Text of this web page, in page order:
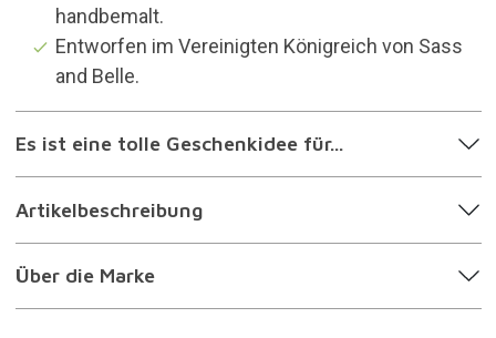
Geschenke für die dekorationsbegeistert sind
Geschenke für die Pflanzen- und